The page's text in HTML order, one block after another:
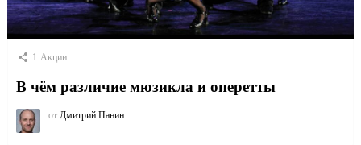
1 Акции
В чём различие мюзикла и оперетты
от Дмитрий Панин